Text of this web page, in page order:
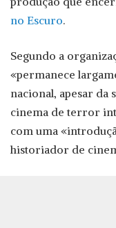
no Escuro.
Segundo a
«permanece
nacional, apesar da
cinema de terror
com uma
historiador de